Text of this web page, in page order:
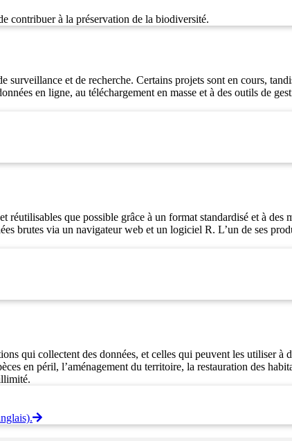
contribuer à la préservation de la biodiversité.
surveillance et de recherche. Certains projets sont en cours,
en ligne, au téléchargement en masse et à des outils de
réutilisables que possible grâce à un format standardisé et à
brutes via un navigateur web et un logiciel R. L’un de ses
qui collectent des données, et celles qui peuvent les utiliser à
en péril, l’aménagement du territoire, la restauration des